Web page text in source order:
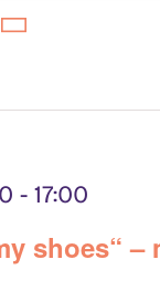
shoes“ –
- 17:00